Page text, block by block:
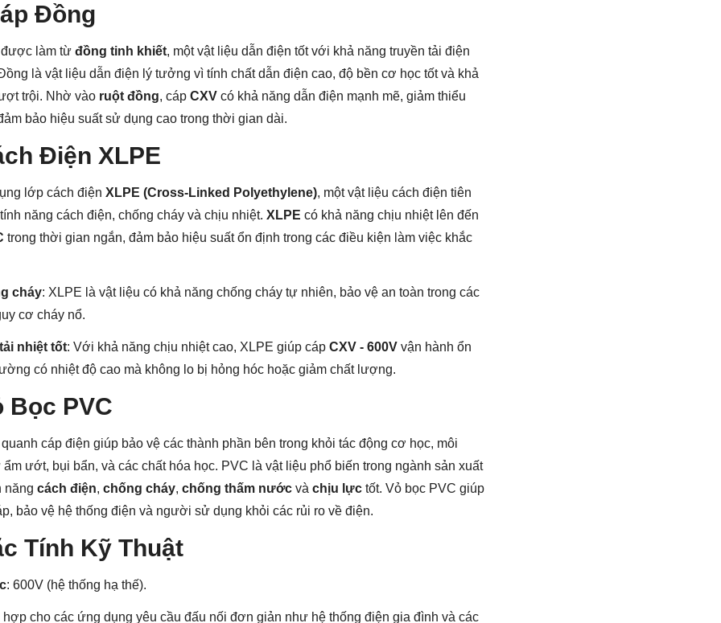
Đồng
được làm từ đồng tinh khiết, một vật liệu dẫn điện tốt với khả năng truyền tải điện
là vật liệu dẫn điện lý tưởng vì tính chất dẫn điện cao, độ bền cơ học tốt và khả
trội. Nhờ vào ruột đồng, cáp CXV có khả năng dẫn điện mạnh mẽ, giảm thiểu
bảo hiệu suất sử dụng cao trong thời gian dài.
Điện XLPE
lớp cách điện XLPE (Cross-Linked Polyethylene), một vật liệu cách điện tiên
năng cách điện, chống cháy và chịu nhiệt. XLPE có khả năng chịu nhiệt lên đến
trong thời gian ngắn, đảm bảo hiệu suất ổn định trong các điều kiện làm việc khắc
cháy: XLPE là vật liệu có khả năng chống cháy tự nhiên, bảo vệ an toàn trong các
cơ cháy nổ.
nhiệt tốt: Với khả năng chịu nhiệt cao, XLPE giúp cáp CXV - 600V vận hành ổn
có nhiệt độ cao mà không lo bị hỏng hóc hoặc giảm chất lượng.
Bọc PVC
quanh cáp điện giúp bảo vệ các thành phần bên trong khỏi tác động cơ học, môi
ướt, bụi bẩn, và các chất hóa học. PVC là vật liệu phổ biến trong ngành sản xuất
năng cách điện, chống cháy, chống thấm nước và chịu lực tốt. Vỏ bọc PVC giúp
bảo vệ hệ thống điện và người sử dụng khỏi các rủi ro về điện.
Tính Kỹ Thuật
: 600V (hệ thống hạ thế).
hợp cho các ứng dụng yêu cầu đấu nối đơn giản như hệ thống điện gia đình và các